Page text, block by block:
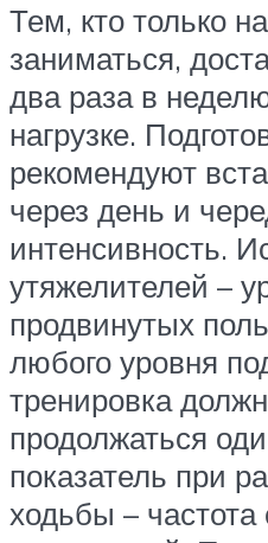
Тем, кто только
заниматься,
два раза в
нагрузке.
рекомендуют
через день и
интенсивность.
утяжелителей –
продвинутых
любого уровня
тренировка
продолжаться
показатель при
ходьбы –